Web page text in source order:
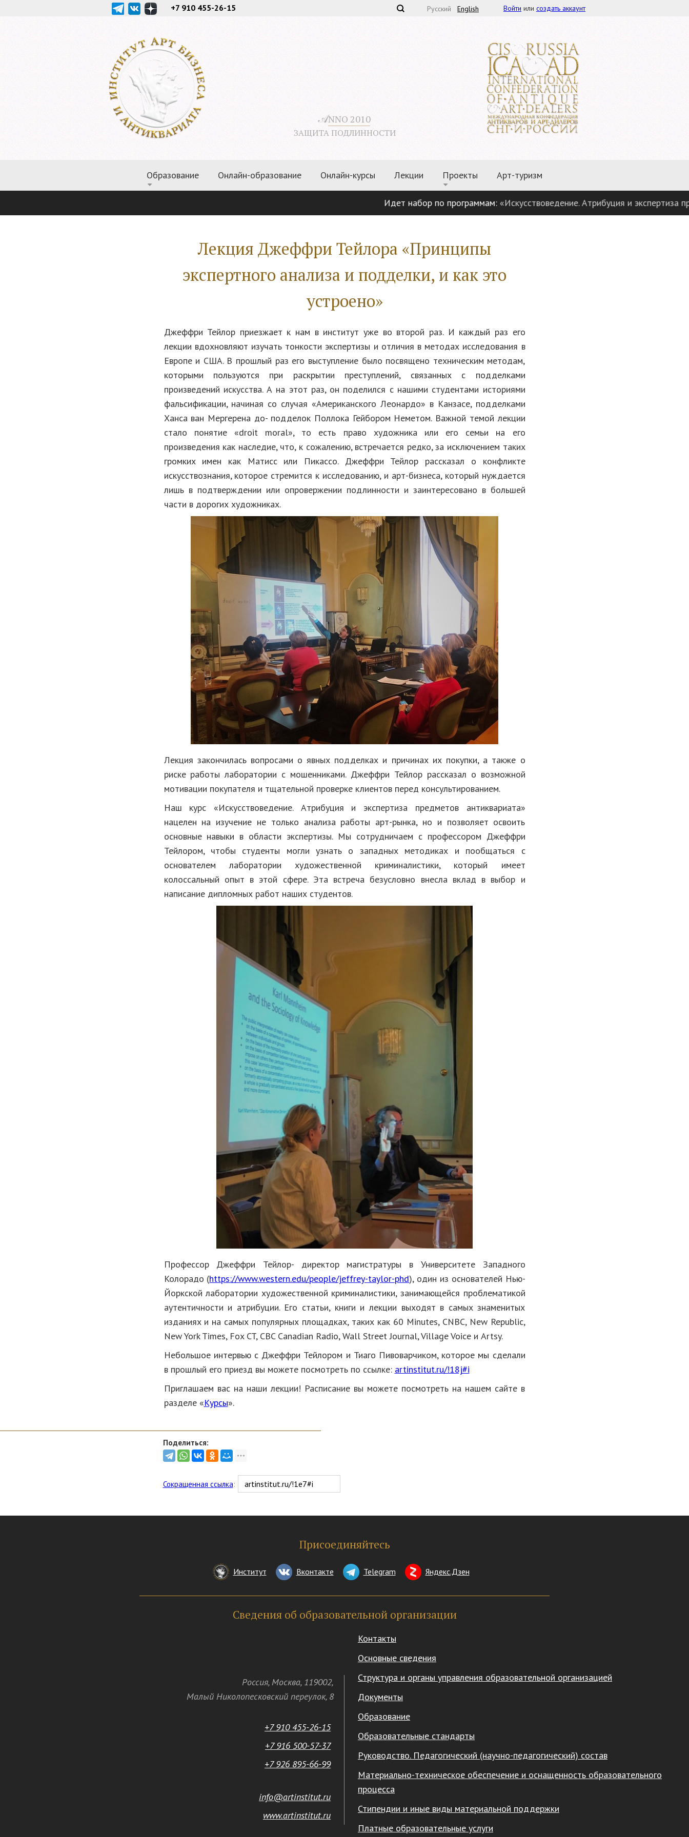
𝒜NNO 2010
ЗАЩИТА ПОДЛИННОСТИ
Образование Онлайн-образование Онлайн-курсы Лекции Проекты Арт-туризм
Войти или создать аккаунт
Русский English
+7 910 455-26-15
Идет набор по программам:«Искусствоведение. Атрибуция и экспертиза
Лекция Джеффри Тейлора «Принципы
экспертного анализа и подделки, и как это
устроено»
Джеффри Тейлор приезжает к нам в институт уже во второй раз. И каждый раз его
лекции вдохновляют изучать тонкости экспертизы и отличия в методах исследования в
Европе и США. В прошлый раз его выступление было посвящено техническим методам,
которыми пользуются при раскрытии преступлений, связанных с подделками
произведений искусства. А на этот раз, он поделился с нашими студентами историями
фальсификации, начиная со случая «Американского Леонардо» в Канзасе, подделками
Ханса ван Мергерена до- подделок Поллока Гейбором Неметом. Важной темой лекции
стало понятие «droit moral», то есть право художника или его семьи на его
произведения как наследие, что, к сожалению, встречается редко, за исключением таких
громких имен как Матисс или Пикассо. Джеффри Тейлор рассказал о конфликте
искусствознания, которое стремится к исследованию, и арт-бизнеса, который нуждается
лишь в подтверждении или опровержении подлинности и заинтересовано в большей
части в дорогих художниках.
Лекция закончилась вопросами о явных подделках и причинах их покупки, а также о
риске работы лаборатории с мошенниками. Джеффри Тейлор рассказал о возможной
мотивации покупателя и тщательной проверке клиентов перед консультированием.
Наш курс «Искусствоведение. Атрибуция и экспертиза предметов антиквариата»
нацелен на изучение не только анализа работы арт-рынка, но и позволяет освоить
основные навыки в области экспертизы. Мы сотрудничаем с профессором Джеффри
Тейлором, чтобы студенты могли узнать о западных методиках и пообщаться с
основателем лаборатории художественной криминалистики, который имеет
колоссальный опыт в этой сфере. Эта встреча безусловно внесла вклад в выбор и
написание дипломных работ наших студентов.
Профессор Джеффри Тейлор- директор магистратуры в Университете Западного
Колорадо (https://www.western.edu/people/jeffrey-taylor-phd), один из основателей Нью-
Йоркской лаборатории художественной криминалистики, занимающейся проблематикой
аутентичности и атрибуции. Его статьи, книги и лекции выходят в самых знаменитых
изданиях и на самых популярных площадках, таких как 60 Minutes, CNBC, New Republic,
New York Times, Fox CT, CBC Canadian Radio, Wall Street Journal, Village Voice и Artsy.
Небольшое интервью с Джеффри Тейлором и Тиаго Пивоварчиком, которое мы сделали
в прошлый его приезд вы можете посмотреть по ссылке: artinstitut.ru/!18j#i
Приглашаем вас на наши лекции! Расписание вы можете посмотреть на нашем сайте в
разделе «Курсы».
Поделиться:
Сокращенная ссылка:
Присоединяйтесь
Институт Вконтакте Telegram Яндекс.Дзен
Сведения об образовательной организации
Контакты
Основные сведения
Структура и органы управления образовательной организацией
Документы
Образование
Образовательные стандарты
Руководство. Педагогический (научно-педагогический) состав
Материально-техническое обеспечение и оснащенность образовательного
процесса
Стипендии и иные виды материальной поддержки
Платные образовательные услуги
Россия, Москва, 119002,
Малый Николопесковский переулок,8
+7 910 455-26-15
+7 916 500-57-37
+7 926 895-66-99
info@artinstitut.ru
www.artinstitut.ru